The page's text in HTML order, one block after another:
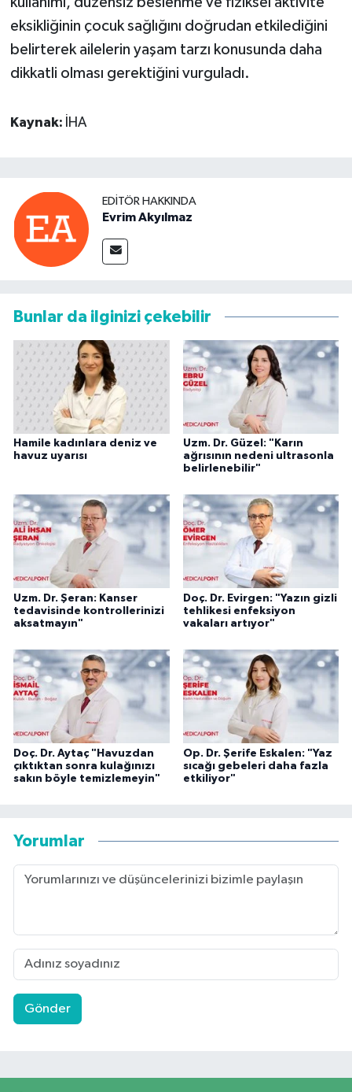
eksikliğinin çocuk sağlığını doğrudan etkilediğini
belirterek ailelerin yaşam tarzı konusunda daha
dikkatli olması gerektiğini vurguladı.
Kaynak: İHA
EDITÖR HAKKINDA
Evrim Akyılmaz
Bunlar da ilginizi çekebilir
Hamile kadınlara deniz ve
havuz uyarısı
Uzm. Dr. Güzel: "Karın
ağrısının nedeni ultrasonla
belirlenebilir"
Uzm. Dr. Şeran: Kanser
tedavisinde kontrollerinizi
aksatmayın"
Doç. Dr. Evirgen: "Yazın gizli
tehlikesi enfeksiyon
vakaları artıyor"
Doç. Dr. Aytaç "Havuzdan
çıktıktan sonra kulağınızı
sakın böyle temizlemeyin"
Op. Dr. Şerife Eskalen: "Yaz
sıcağı gebeleri daha fazla
etkiliyor"
Yorumlar
Gönder